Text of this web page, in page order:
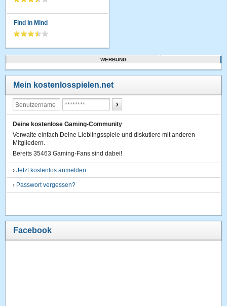
Find In Mind
WERBUNG
Mein kostenlosspielen.net
Deine kostenlose Gaming-Community
Verwalte einfach Deine Lieblingsspiele und diskutiere mit anderen
Mitgliedern.
Bereits 35463 Gaming-Fans sind dabei!
›Jetzt kostenlos anmelden
› Passwort vergessen?
Facebook